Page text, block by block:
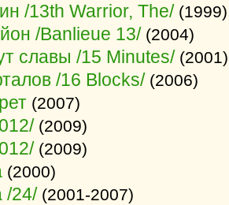
/13th Warrior, The/ (1999)
/Banlieue 13/ (2004)
славы /15 Minutes/ (2001)
/16 Blocks/ (2006)
(2007)
(2009)
(2009)
(2000)
/24/ (2001-2007)